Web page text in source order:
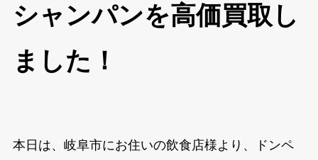
シャンパンを高価買取し
ました！
本日は、岐阜市にお住いの飲食店様より、ドンペ